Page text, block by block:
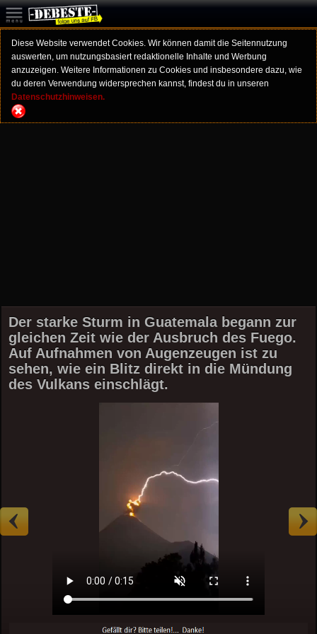
Diese Website verwendet Cookies. Wir können damit die Seitennutzung
auswerten, um nutzungsbasiert redaktionelle Inhalte und Werbung
anzuzeigen. Weitere Informationen zu Cookies und insbesondere dazu, wie
du deren Verwendung widersprechen kannst, findest du in unseren
Datenschutzhinweisen.
Der starke Sturm in Guatemala begann zur
gleichen Zeit wie der Ausbruch des Fuego.
Auf Aufnahmen von Augenzeugen ist zu
sehen, wie ein Blitz direkt in die Mündung
des Vulkans einschlägt.